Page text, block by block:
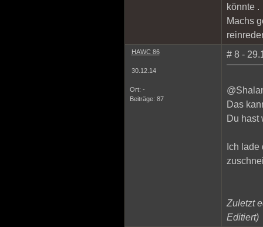
könnte .
Machs
HAWC 86
30.12.14
Ort: -
Beiträge: 87
# 8 -
Das
Du hast
Ich lade
Zuletzt
Editiert)